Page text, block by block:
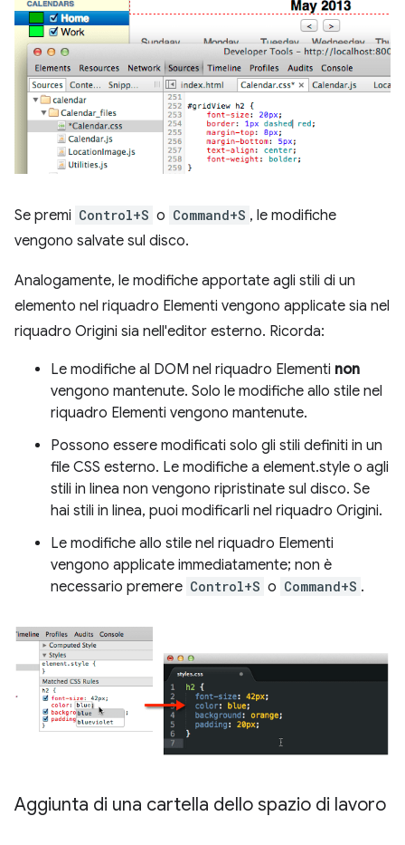
Se premi Control+S o Command+S , le modifiche
vengono salvate sul disco.
Analogamente, le modifiche apportate agli stili di un
elemento nel riquadro Elementi vengono applicate sia nel
riquadro Origini sia nell'editor esterno. Ricorda:
Le modifiche al DOM nel riquadro Elementi non
vengono mantenute. Solo le modifiche allo stile nel
riquadro Elementi vengono mantenute.
Possono essere modificati solo gli stili definiti in un
file CSS esterno. Le modifiche a element.style o agli
stili in linea non vengono ripristinate sul disco. Se
hai stili in linea, puoi modificarli nel riquadro Origini.
Le modifiche allo stile nel riquadro Elementi
vengono applicate immediatamente; non è
necessario premere Control+S o Command+S .
Aggiunta di una cartella dello spazio di lavoro